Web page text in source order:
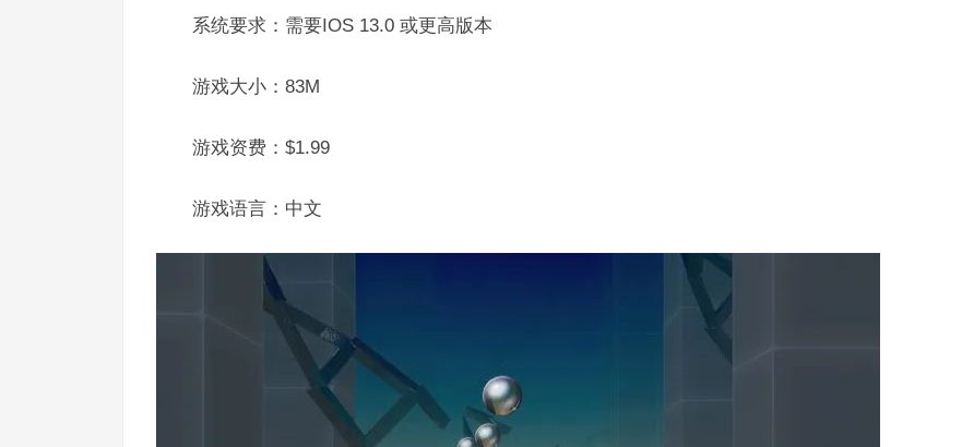
系统要求：需要IOS 13.0 或更高版本
游戏大小：83M
游戏资费：$1.99
游戏语言：中文